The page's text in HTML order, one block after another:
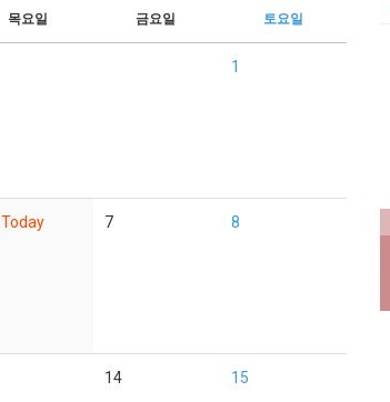
목요일 금요일 토요일
1
Today 7 8
14 15